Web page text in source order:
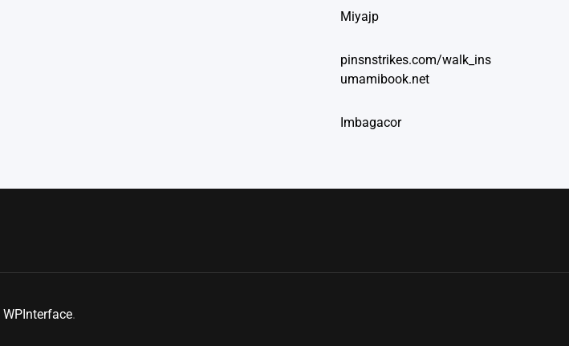
Miyajp
pinsnstrikes.com/walk_ins
umamibook.net
Imbagacor
WPInterface.